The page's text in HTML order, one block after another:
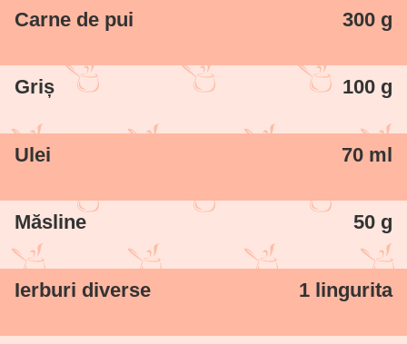
pui, porc, curcan). Poza de sus este cu
carne de pui. Acest parizer de casă este
Carne de pui 300 g
Griș 100 g
Ulei 70 ml
Măsline 50 g
Ierburi diverse 1 lingurita